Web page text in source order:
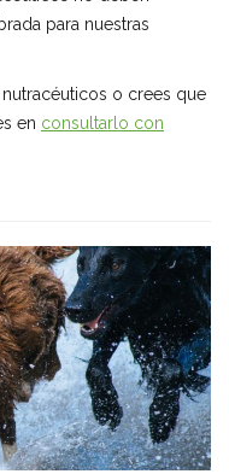
para nuestras
o crees que
en consultarlo con